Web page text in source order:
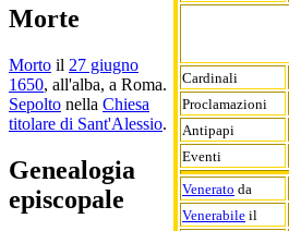
Cardinali
Proclamazioni
Antipapi
Eventi
Venerato da
Venerabile il
Morte
Morto il 27 giugno
1650, all'alba, a Roma.
Sepolto nella Chiesa
titolare di Sant'Alessio.
Genealogia
episcopale